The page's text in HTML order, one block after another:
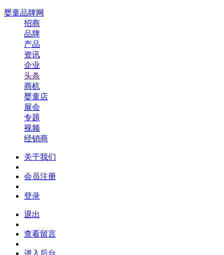
婴童品牌网
招商
品牌
产品
资讯
企业
头条
商机
婴童店
展会
专题
视频
经销商
关于我们
会员注册
登录
退出
查看留言
进入后台